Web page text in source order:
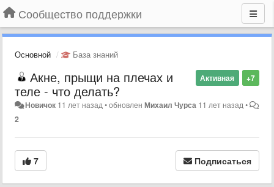
Сообщество поддержки
Основной База знаний
+7
Активная
Акне, прыщи на плечах и
теле - что делать?
Новичок 11 лет назад•обновленМихаил Чурса 11 лет назад•
2
7 Подписаться